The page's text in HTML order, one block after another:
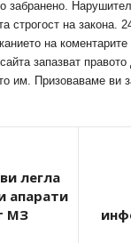
забранено.
строгост на закона.
на коментарите
запазват
им. Призоваваме ви
легла
апарати
МЗ